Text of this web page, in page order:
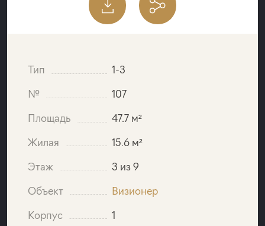
Тип
1-3
№
107
Площадь
47.7 м²
Жилая
15.6 м²
Этаж
3 из 9
Объект
Визионер
Корпус
1